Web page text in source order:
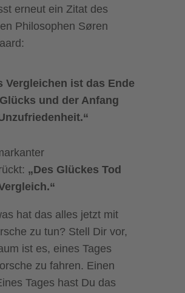
erneut ein Zitat des
Philosophen Søren
Vergleichen ist das Ende
und der Anfang
„Des Glückes Tod
hat das alles jetzt mit
zu tun? Stell Dir vor,
ist es, eines Tages
zu fahren. Einen
Tages hast Du das